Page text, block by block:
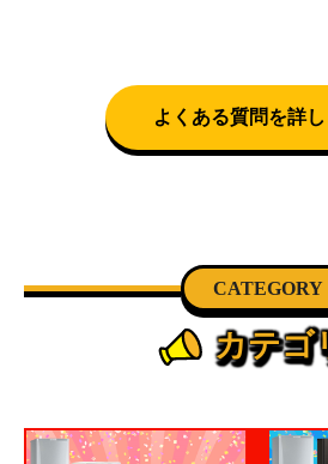
合、弊社よりお電話にて日
絡をさせて頂きます。
よくある質問を詳
CATEGORY
カテゴ